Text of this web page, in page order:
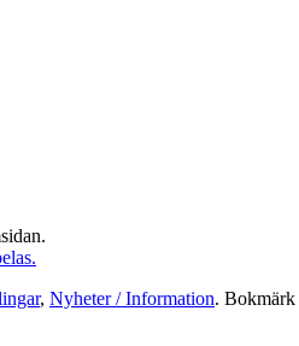
, Nyheter / Information. Bokmärk